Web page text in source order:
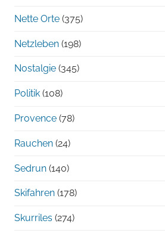
Nette Orte (375)
Netzleben (198)
Nostalgie (345)
Politik (108)
Provence (78)
Rauchen (24)
Sedrun (140)
Skifahren (178)
Skurriles (274)